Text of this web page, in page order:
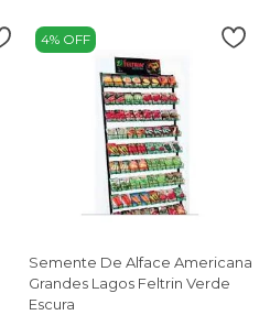
4% OFF
Semente De Alface Americana
Grandes Lagos Feltrin Verde
Escura